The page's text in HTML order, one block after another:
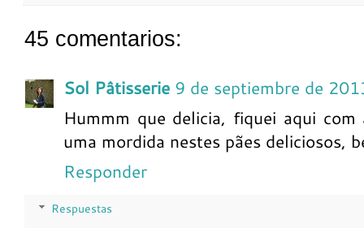
45 comentarios:
Sol Pâtisserie 9 de septiembre de
Hummm que delicia, fiquei aqui
uma mordida nestes pães deliciosos,
Responder
Respuestas